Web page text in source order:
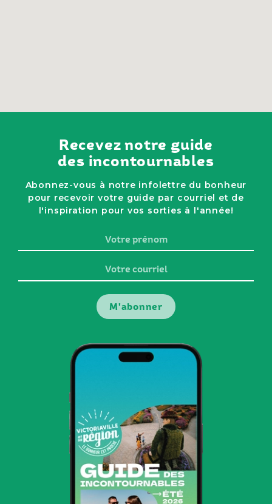
Recevez notre guide
des incontournables
Abonnez-vous à notre infolettre du bonheur
pour recevoir votre guide par courriel et de
l'inspiration pour vos sorties à l'année!
prénom
courriel